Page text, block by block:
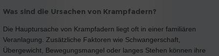
Was sind die Ursachen von Krampfadern?
Die Hauptursache von Krampfadern liegt oft in einer familiären
Veranlagung. Zusätzliche Faktoren wie Schwangerschaft,
Übergewicht, Bewegungsmangel oder langes Stehen können ihre